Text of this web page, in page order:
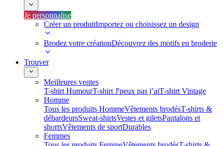
Je personnalise
Créer un produitImportez ou choisissez un design
Brodez votre créationDécouvrez des motifs en broderie
Trouver
Meilleures ventes
T-shirt HumourT-shirt J'peux pas j’aiT-shirt Vintage
Homme
Tous les produits HommeVêtements brodésT-shirts &
débardeursSweat-shirtsVestes et giletsPantalons et
shortsVêtements de sportDurables
Femmes